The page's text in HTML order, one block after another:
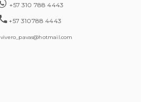
+57 310 788 4443
+57 310788 4443
vivero_pavas@hotmail.com